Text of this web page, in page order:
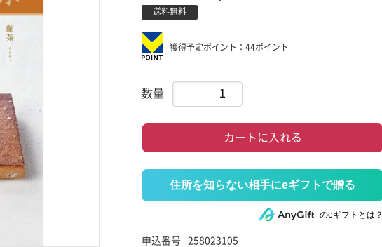
送料無料
獲得予定ポイント：44ポイント
数量
カートに入れる
住所を知らない相手にeギフトで贈る
のeギフトとは？
申込番号 258023105